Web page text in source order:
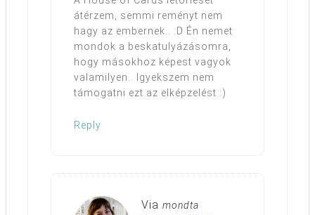
átérzem, semmi reményt nem
hagy az embernek.. :D Én nemet
mondok a beskatulyázásomra,
hogy másokhoz képest vagyok
valamilyen.. Igyekszem nem
támogatni ezt az elképzelést :)
Reply
Via mondta